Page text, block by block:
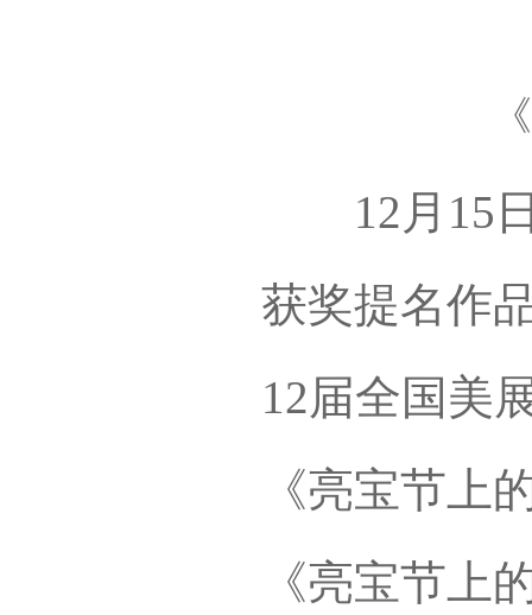
12月15日
获奖提名作
12届全国美
《亮宝节上
《亮宝节上